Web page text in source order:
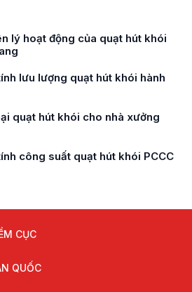
lý hoạt động của quạt hút khói
lưu lượng quạt hút khói hành
quạt hút khói cho nhà xưởng
công suất quạt hút khói PCCC
CỤC
QUỐC